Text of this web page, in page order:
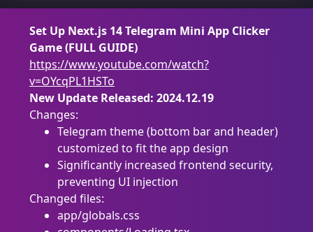
Set Up Next.js 14 Telegram Mini App Clicker
Game (FULL GUIDE)
https://www.youtube.com/watch?
v=OYcqPL1HSTo
New Update Released: 2024.12.19
Changes:
Telegram theme (bottom bar and header)
customized to fit the app design
Significantly increased frontend security,
preventing UI injection
Changed files:
app/globals.css